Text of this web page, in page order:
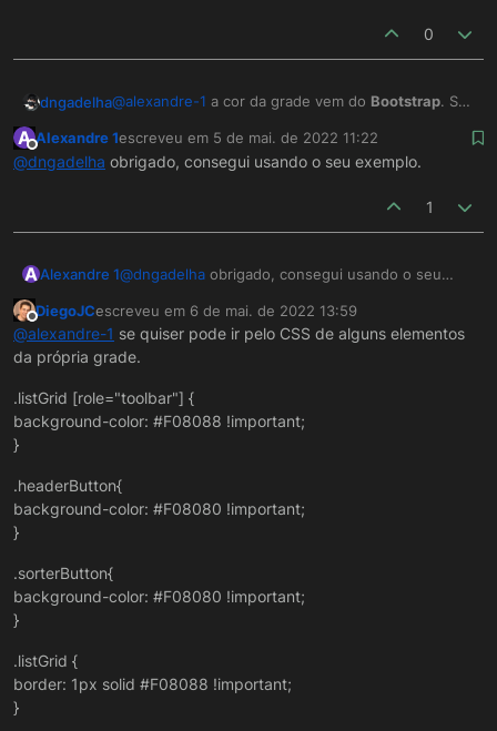
0
dngadelha@alexandre-1 a cor da grade vem do Bootstrap. Se
componentes, incluindo a grade.
Existem diversos sites que disponibilizam temas do
Bootstrap 4que você pode utilizar nos seus
Você pode colocar isso diretamente no CSS do
assets/skins/<tema>.css) ou colocar na
somente específico pra ele:
:root {
Agora se você quer estilizarsomente o
componente Grade, você pode modificar o CSS
dele em
.csse substituir tudo que tem
cor que você quer utilizar.
A
Offline
Alexandre 1escreveu em 5 de mai. de 2022 11:22
última edição por
@dngadelha obrigado, consegui usando o seu exemplo.
1
AAlexandre 1@dngadelha obrigado, consegui usando o seu
Offline
DiegoJCescreveu em 6 de mai. de 2022 13:59
última edição por
@alexandre-1 se quiser pode ir pelo CSS de alguns elementos
da própria grade.
.listGrid [role="toolbar"] {
background-color: #F08088 !important;
}
.headerButton{
background-color: #F08080 !important;
}
.sorterButton{
background-color: #F08080 !important;
}
.listGrid {
border: 1px solid #F08088 !important;
}